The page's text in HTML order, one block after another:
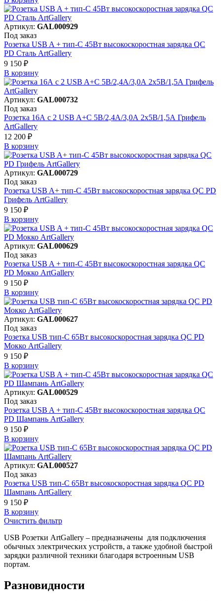
Артикул: GAL000929
Под заказ
Розетка USB A + тип-C 45Вт высокоскоростная зарядка QC
PD Сталь ArtGallery
9 150 ₽
В корзинy
Артикул: GAL000732
Под заказ
Розетка 16А с 2 USB A+C 5В/2,4А/3,0А 2х5В/1,5А Грифель
ArtGallery
12 200 ₽
В корзинy
Артикул: GAL000729
Под заказ
Розетка USB A+ тип-C 45Вт высокоскоростная зарядка QC PD
Грифель ArtGallery
9 150 ₽
В корзинy
Артикул: GAL000629
Под заказ
Розетка USB A + тип-C 45Вт высокоскоростная зарядка QC
PD Мокко ArtGallery
9 150 ₽
В корзинy
Артикул: GAL000627
Под заказ
Розетка USB тип-С 65Вт высокоскоростная зарядка QC PD
Мокко ArtGallery
9 150 ₽
В корзинy
Артикул: GAL000529
Под заказ
Розетка USB A + тип-C 45Вт высокоскоростная зарядка QC
PD Шампань ArtGallery
9 150 ₽
В корзинy
Артикул: GAL000527
Под заказ
Розетка USB тип-С 65Вт высокоскоростная зарядка QC PD
Шампань ArtGallery
9 150 ₽
В корзинy
Очистить фильтр
USB Розетки ArtGallery – предназначены для подключения
обычных электрических устройств, а также удобной быстрой
зарядки различной техники благодаря встроенным USB
портам.
Разновидности